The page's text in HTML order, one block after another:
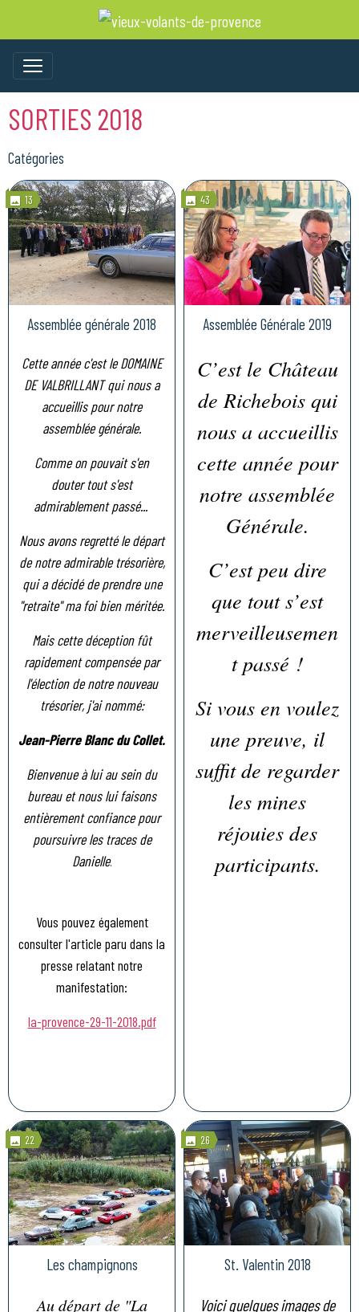
SORTIES 2018
Catégories
13
Assemblée générale 2018
Cette année c'est le DOMAINE
DE VALBRILLANT qui nous a
accueillis pour notre
assemblée générale.
Comme on pouvait s'en
douter tout s'est
admirablement passé...
Nous avons regretté le départ
de notre admirable trésorière,
qui a décidé de prendre une
"retraite" ma foi bien méritée.
Mais cette déception fût
rapidement compensée par
l'élection de notre nouveau
trésorier, j'ai nommé:
Jean-Pierre Blanc du Collet.
Bienvenue à lui au sein du
bureau et nous lui faisons
entièrement confiance pour
poursuivre les traces de
Danielle.
Vous pouvez également
consulter l'article paru dans la
presse relatant notre
manifestation:
la-provence-29-11-2018.pdf
43
Assemblée Générale 2019
C’est le Château
de Richebois qui
nous a accueillis
cette année pour
notre assemblée
Générale.
C’est peu dire
que tout s’est
merveilleusemen
t passé !
Si vous en voulez
une preuve, il
suffit de regarder
les mines
réjouies des
participants.
22
Les champignons
Au départ de "La
26
St. Valentin 2018
Voici quelques images de